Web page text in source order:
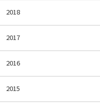
2018
2017
2016
2015